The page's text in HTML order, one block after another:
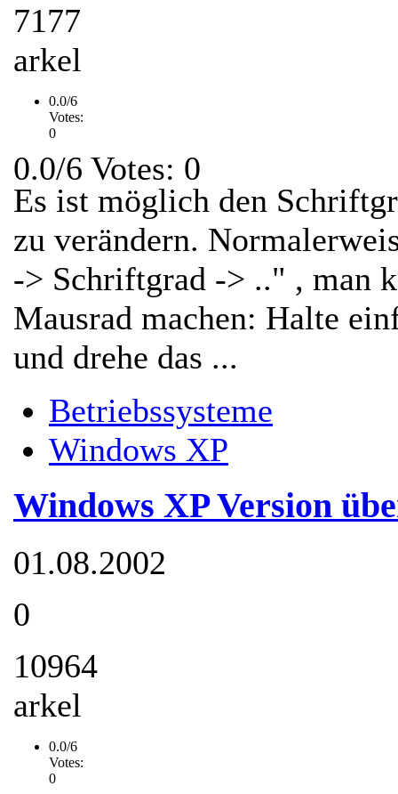
7177
arkel
0.0/6
Votes:
0
0.0/6 Votes: 0
Es ist möglich den
zu verändern.
-> Schriftgrad -> .." , man
Mausrad machen: Halte
und drehe das ...
Betriebssysteme
Windows XP
Windows XP Version
01.08.2002
0
10964
arkel
0.0/6
Votes:
0